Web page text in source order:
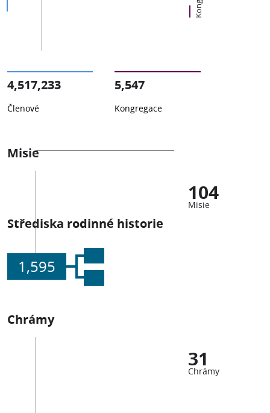
4,517,233
Členové
5,547
Kongregace
Misie
104
Misie
Střediska rodinné historie
1,595
Chrámy
31
Chrámy